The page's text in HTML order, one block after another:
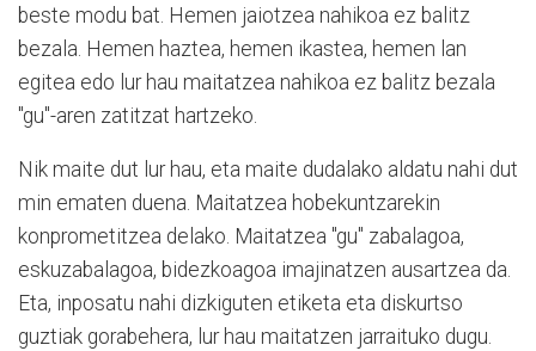
beste modu bat. Hemen jaiotzea nahikoa ez balitz
bezala. Hemen haztea, hemen ikastea, hemen lan
egitea edo lur hau maitatzea nahikoa ez balitz bezala
"gu"-aren zatitzat hartzeko.
Nik maite dut lur hau, eta maite dudalako aldatu nahi dut
min ematen duena. Maitatzea hobekuntzarekin
konprometitzea delako. Maitatzea "gu" zabalagoa,
eskuzabalagoa, bidezkoagoa imajinatzen ausartzea da.
Eta, inposatu nahi dizkiguten etiketa eta diskurtso
guztiak gorabehera, lur hau maitatzen jarraituko dugu.